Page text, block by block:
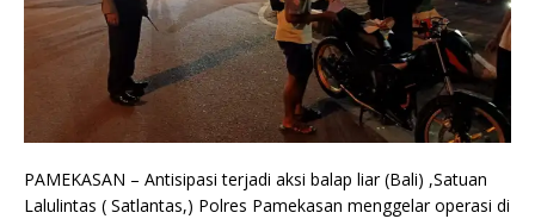
PAMEKASAN – Antisipasi terjadi aksi balap liar (Bali) ,Satuan
Lalulintas ( Satlantas,) Polres Pamekasan menggelar operasi di